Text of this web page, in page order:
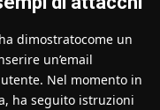
dimostratocome un
un’email
Nel momento in
ha seguito istruzioni